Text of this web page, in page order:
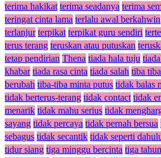
terima hakikat terima seadanya terima
teringat cinta lama terlalu awal berkahwin
terlanjur terpikat terpikat guru sendiri
terus terang teruskan atau putuskan
tetap pendirian Thena tiada hala tuju
khabar tiada rasa cinta tiada salah tiba tiba
berubah tiba-tiba minta putus tidak balas
tidak berterus-terang tidak contact tidak
menarik tidak mahu serius tidak
sayang tidak percaya tidak pernah bersua
sebagus tidak secantik tidak seperti
tidur siang tiga minggu bercinta tiga